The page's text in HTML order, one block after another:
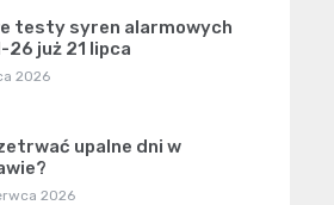
testy syren alarmowych
26 już 21 lipca
2026
upalne dni w
2026